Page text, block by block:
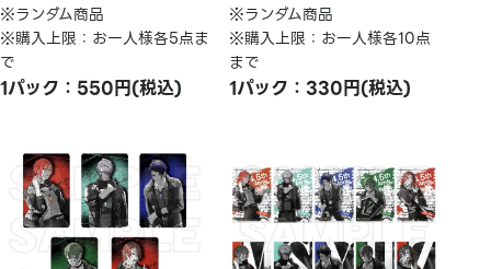
※ランダム商品
※購入上限：お一人様各5点ま
で
1パック：550円(税込)
※ランダム商品
※購入上限：お一人様各10点
まで
1パック：330円(税込)